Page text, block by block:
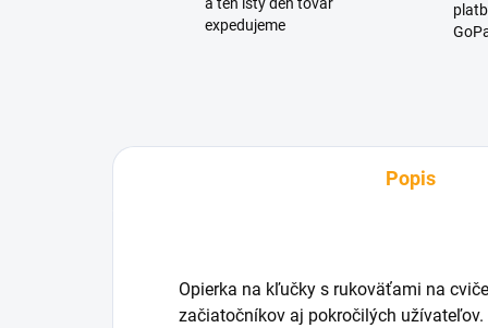
a ten istý deň tovar
expedujeme
Popis
Opierka na kľučky s rukoväťami na
začiatočníkov aj pokročilých